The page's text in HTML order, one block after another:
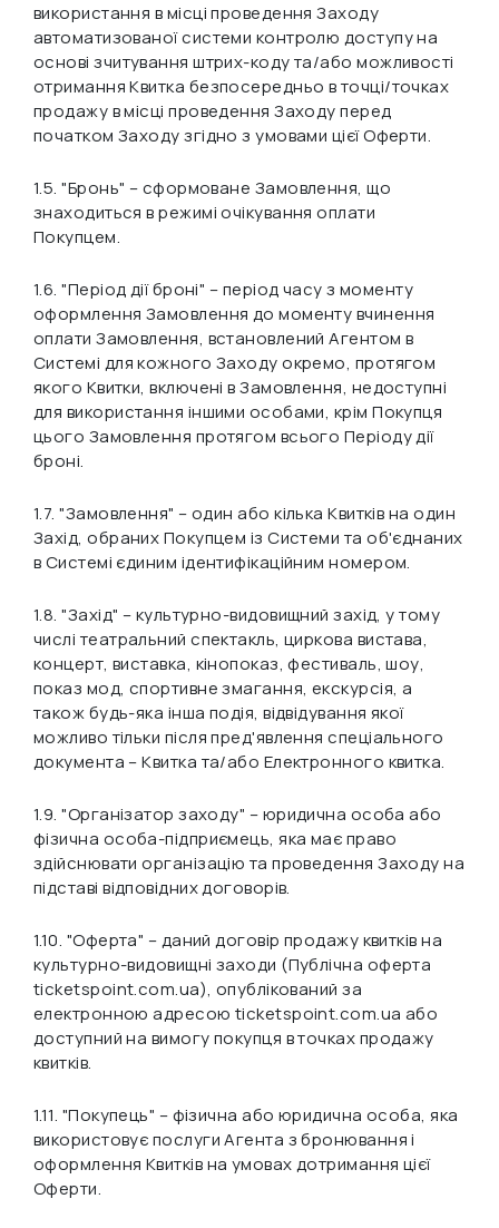
використання в місці проведення Заходу
автоматизованої системи контролю доступу на
основі зчитування штрих-коду та/або можливості
отримання Квитка безпосередньо в точці/точках
продажу в місці проведення Заходу перед
початком Заходу згідно з умовами цієї Оферти.
1.5."Бронь" – сформоване Замовлення, що
знаходиться в режимі очікування оплати
Покупцем.
1.6."Період дії броні" – період часу з моменту
оформлення Замовлення до моменту вчинення
оплати Замовлення, встановлений Агентом в
Системі для кожного Заходу окремо, протягом
якого Квитки, включені в Замовлення, недоступні
для використання іншими особами, крім Покупця
цього Замовлення протягом всього Періоду дії
броні.
1.7."Замовлення" – один або кілька Квитків на один
Захід, обраних Покупцем із Системи та об'єднаних
в Системі єдиним ідентифікаційним номером.
1.8."Захід" – культурно-видовищний захід, у тому
числі театральний спектакль, циркова вистава,
концерт, виставка, кінопоказ, фестиваль, шоу,
показ мод, спортивне змагання, екскурсія, а
також будь-яка інша подія, відвідування якої
можливо тільки після пред'явлення спеціального
документа – Квитка та/або Електронного квитка.
1.9."Організатор заходу" – юридична особа або
фізична особа-підприємець, яка має право
здійснювати організацію та проведення Заходу на
підставі відповідних договорів.
1.10. "Оферта" – даний договір продажу квитків на
культурно-видовищні заходи (Публічна оферта
ticketspoint.com.ua), опублікований за
електронною адресою ticketspoint.com.ua або
доступний на вимогу покупця в точках продажу
квитків.
1.11. "Покупець" – фізична або юридична особа, яка
використовує послуги Агента з бронювання і
оформлення Квитків на умовах дотримання цієї
Оферти.